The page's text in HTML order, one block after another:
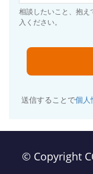
相談したいこと、抱え
入ください。
送信することで個人
© Copyright